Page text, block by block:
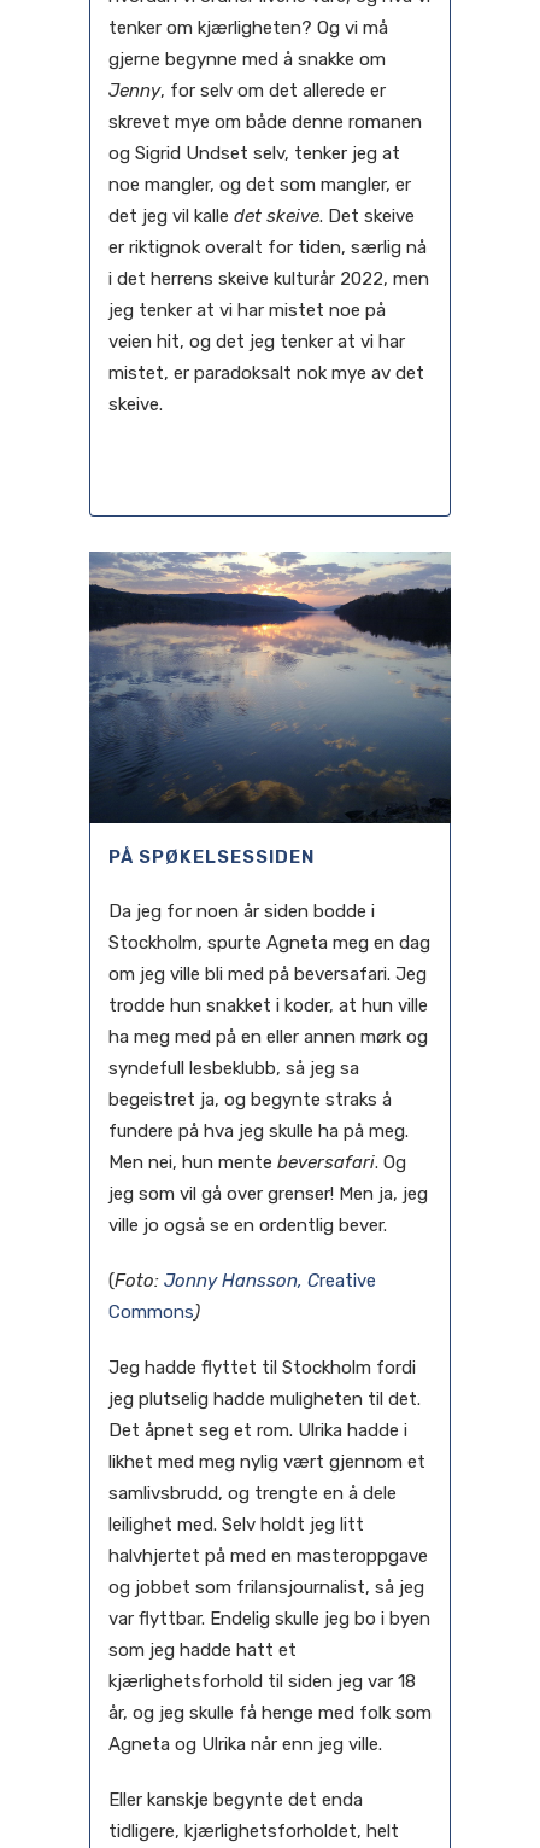
tenker om kjærligheten? Og vi må
gjerne begynne med å snakke om
Jenny, for selv om det allerede er
skrevet mye om både denne romanen
og Sigrid Undset selv, tenker jeg at
noe mangler, og det som mangler, er
det jeg vil kalle det skeive. Det skeive
er riktignok overalt for tiden, særlig nå
i det herrens skeive kulturår 2022, men
jeg tenker at vi har mistet noe på
veien hit, og det jeg tenker at vi har
mistet, er paradoksalt nok mye av det
skeive.
PÅ SPØKELSESSIDEN
Da jeg for noen år siden bodde i
Stockholm, spurte Agneta meg en dag
om jeg ville bli med på beversafari. Jeg
trodde hun snakket i koder, at hun ville
ha meg med på en eller annen mørk og
syndefull lesbeklubb, så jeg sa
begeistret ja, og begynte straks å
fundere på hva jeg skulle ha på meg.
Men nei, hun mente beversafari. Og
jeg som vil gå over grenser! Men ja, jeg
ville jo også se en ordentlig bever.
(Foto: Jonny Hansson, Creative
Commons)
Jeg hadde flyttet til Stockholm fordi
jeg plutselig hadde muligheten til det.
Det åpnet seg et rom. Ulrika hadde i
likhet med meg nylig vært gjennom et
samlivsbrudd, og trengte en å dele
leilighet med. Selv holdt jeg litt
halvhjertet på med en masteroppgave
og jobbet som frilansjournalist, så jeg
var flyttbar. Endelig skulle jeg bo i byen
som jeg hadde hatt et
kjærlighetsforhold til siden jeg var 18
år, og jeg skulle få henge med folk som
Agneta og Ulrika når enn jeg ville.
Eller kanskje begynte det enda
tidligere, kjærlighetsforholdet, helt